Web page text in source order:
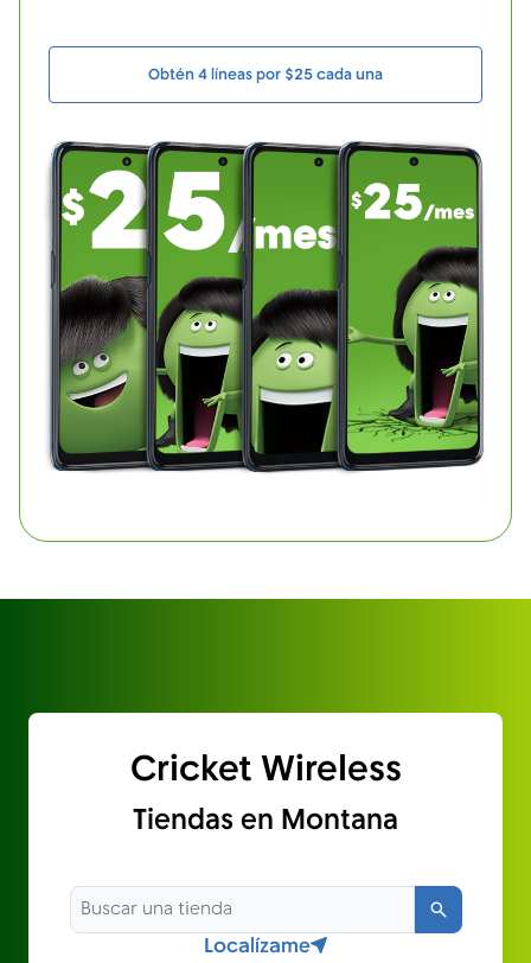
Obtén 4 líneas por $25 cada una
Cricket Wireless
Tiendas en Montana
Búsqueda
Localízame